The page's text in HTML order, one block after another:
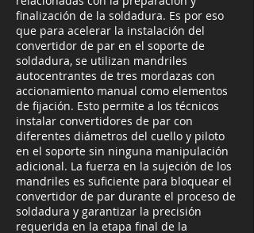
finalización de la soldadura. Es por eso
que para acelerar la instalación del
convertidor de par en el soporte de
soldadura, se utilizan mandriles
autocentrantes de tres mordazas con
accionamiento manual como elementos
de fijación. Esto permite a los técnicos
instalar convertidores de par con
diferentes diámetros del cuello y piloto
en el soporte sin ninguna manipulación
adicional. La fuerza en la sujeción de los
mandriles es suficiente para bloquear el
convertidor de par durante el proceso de
soldadura y garantizar la precisión
requerida en la etapa final de la